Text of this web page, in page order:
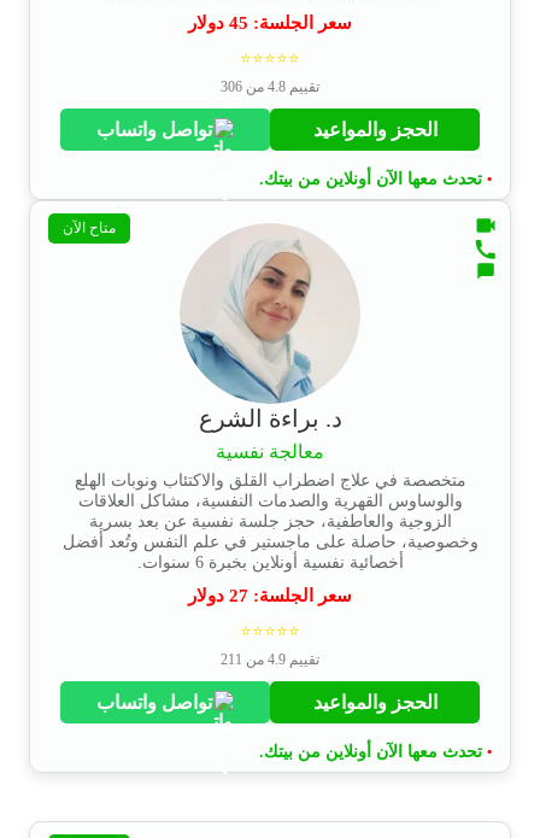
سعر الجلسة: 45 دولار
⭐⭐⭐⭐⭐
تقييم 4.8 من 306
الحجز والمواعيد تواصل واتساب
• تحدث معها الآن أونلاين من بيتك.
متاح الآن
د. براءة الشرع
معالجة نفسية
متخصصة في علاج اضطراب القلق والاكتئاب ونوبات الهلع
والوساوس القهرية والصدمات النفسية، مشاكل العلاقات
الزوجية والعاطفية، حجز جلسة نفسية عن بعد بسرية
وخصوصية، حاصلة على ماجستير في علم النفس وتُعد أفضل
أخصائية نفسية أونلاين بخبرة 6 سنوات.
سعر الجلسة: 27 دولار
⭐⭐⭐⭐⭐
تقييم 4.9 من 211
الحجز والمواعيد تواصل واتساب
• تحدث معها الآن أونلاين من بيتك.